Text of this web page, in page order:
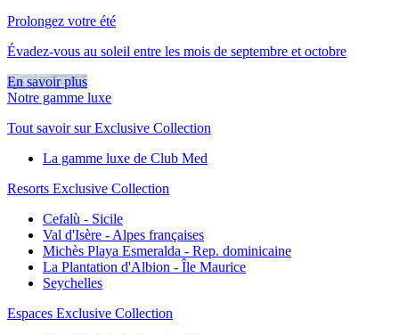
Prolongez votre été
Évadez-vous au soleil entre les mois de septembre et octobre
En savoir plus
Notre gamme luxe
Tout savoir sur Exclusive Collection
La gamme luxe de Club Med
Resorts Exclusive Collection
Cefalù - Sicile
Val d'Isère - Alpes françaises
Michès Playa Esmeralda - Rep. dominicaine
La Plantation d'Albion - Île Maurice
Seychelles
Espaces Exclusive Collection